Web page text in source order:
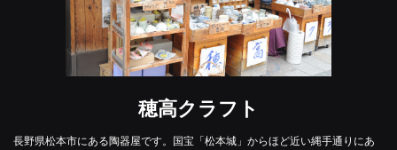
穂高クラフト
長野県松本市にある陶器屋です。国宝「松本城」からほど近い縄手通りにあ